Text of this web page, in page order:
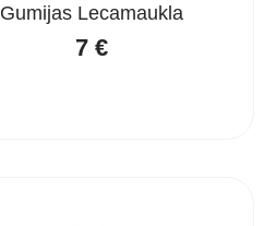
Gumijas Lecamaukla
7 €